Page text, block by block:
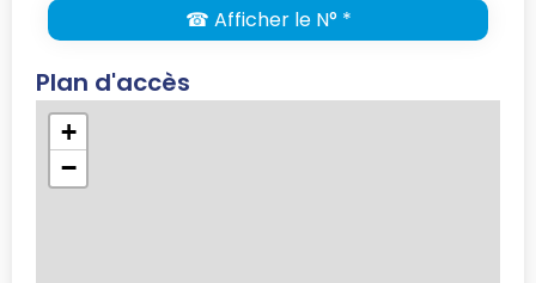
☎ Afficher le N° *
Plan d'accès
+
−